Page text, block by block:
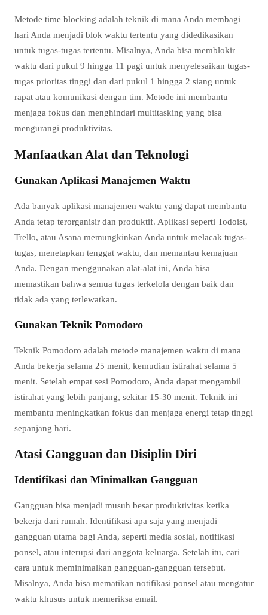
Metode time blocking adalah teknik di mana Anda membagi
hari Anda menjadi blok waktu tertentu yang didedikasikan
untuk tugas-tugas tertentu. Misalnya, Anda bisa memblokir
waktu dari pukul 9 hingga 11 pagi untuk menyelesaikan tugas-
tugas prioritas tinggi dan dari pukul 1 hingga 2 siang untuk
rapat atau komunikasi dengan tim. Metode ini membantu
menjaga fokus dan menghindari multitasking yang bisa
mengurangi produktivitas.
Manfaatkan Alat dan Teknologi
Gunakan Aplikasi Manajemen Waktu
Ada banyak aplikasi manajemen waktu yang dapat membantu
Anda tetap terorganisir dan produktif. Aplikasi seperti Todoist,
Trello, atau Asana memungkinkan Anda untuk melacak tugas-
tugas, menetapkan tenggat waktu, dan memantau kemajuan
Anda. Dengan menggunakan alat-alat ini, Anda bisa
memastikan bahwa semua tugas terkelola dengan baik dan
tidak ada yang terlewatkan.
Gunakan Teknik Pomodoro
Teknik Pomodoro adalah metode manajemen waktu di mana
Anda bekerja selama 25 menit, kemudian istirahat selama 5
menit. Setelah empat sesi Pomodoro, Anda dapat mengambil
istirahat yang lebih panjang, sekitar 15-30 menit. Teknik ini
membantu meningkatkan fokus dan menjaga energi tetap tinggi
sepanjang hari.
Atasi Gangguan dan Disiplin Diri
Identifikasi dan Minimalkan Gangguan
Gangguan bisa menjadi musuh besar produktivitas ketika
bekerja dari rumah. Identifikasi apa saja yang menjadi
gangguan utama bagi Anda, seperti media sosial, notifikasi
ponsel, atau interupsi dari anggota keluarga. Setelah itu, cari
cara untuk meminimalkan gangguan-gangguan tersebut.
Misalnya, Anda bisa mematikan notifikasi ponsel atau mengatur
waktu khusus untuk memeriksa email.